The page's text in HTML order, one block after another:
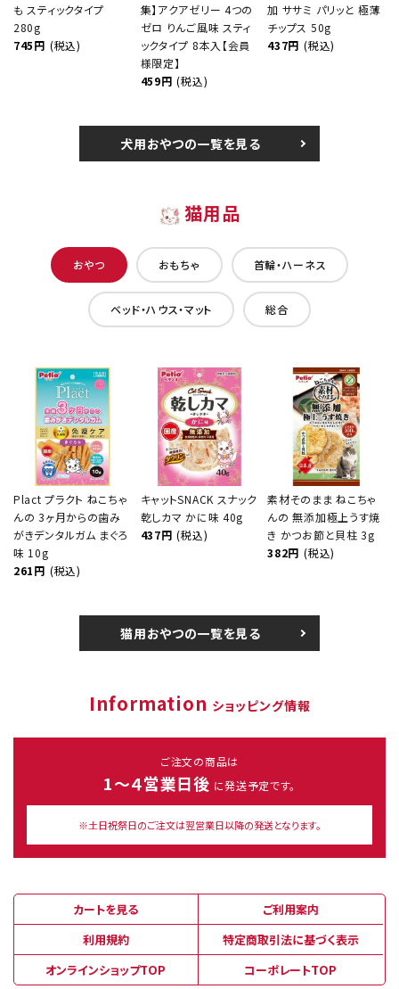
も スティックタイプ
280g
745円 (税込)
集】アクアゼリー 4つの
ゼロ りんご風味 スティ
ックタイプ 8本入【会員
様限定】
459円 (税込)
加 ササミ パリッと 極薄
チップス 50g
437円 (税込)
犬用おやつの一覧を見る
猫用品
おやつ おもちゃ 首輪・ハーネス
ベッド・ハウス・マット 総合
Plact プラクト ねこちゃ
んの 3ヶ月からの歯み
がきデンタルガム まぐろ
味 10g
261円 (税込)
キャットSNACK スナック
乾しカマ かに味 40g
437円 (税込)
素材そのまま ねこちゃ
んの 無添加極上うす焼
き かつお節と貝柱 3g
382円 (税込)
猫用おやつの一覧を見る
Information ショッピング情報
ご注文の商品は
1～４営業日後 に発送予定です。
※土日祝祭日のご注文は翌営業日以降の発送となります。
カートを見る
ご利用案内
利用規約
特定商取引法に基づく表示
オンラインショップTOP
コーポレートTOP